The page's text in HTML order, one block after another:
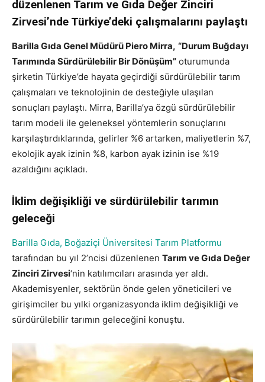
düzenlenen Tarım ve Gıda Değer Zinciri
Zirvesi’nde Türkiye’deki çalışmalarını paylaştı
Barilla Gıda Genel Müdürü Piero Mirra, “Durum Buğdayı
Tarımında Sürdürülebilir Bir Dönüşüm” oturumunda
şirketin Türkiye’de hayata geçirdiği sürdürülebilir tarım
çalışmaları ve teknolojinin de desteğiyle ulaşılan
sonuçları paylaştı. Mirra, Barilla’ya özgü sürdürülebilir
tarım modeli ile geleneksel yöntemlerin sonuçlarını
karşılaştırdıklarında, gelirler %6 artarken, maliyetlerin %7,
ekolojik ayak izinin %8, karbon ayak izinin ise %19
azaldığını açıkladı.
İklim değişikliği ve sürdürülebilir tarımın
geleceği
Barilla Gıda, Boğaziçi Üniversitesi Tarım Platformu
tarafından bu yıl 2’ncisi düzenlenen Tarım ve Gıda Değer
Zinciri Zirvesi‘nin katılımcıları arasında yer aldı.
Akademisyenler, sektörün önde gelen yöneticileri ve
girişimciler bu yılki organizasyonda iklim değişikliği ve
sürdürülebilir tarımın geleceğini konuştu.